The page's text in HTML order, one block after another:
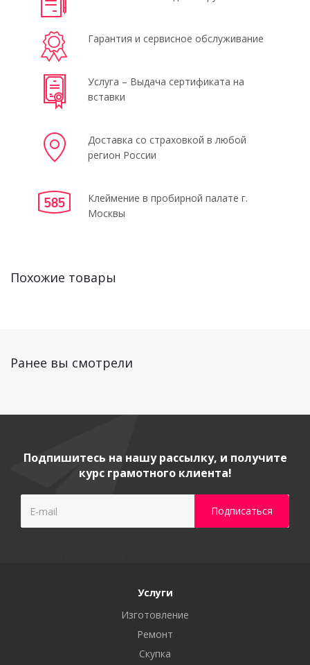
Гарантия и сервисное обслуживание
Услуга – Выдача сертификата на
вставки
Доставка со страховкой в любой
регион России
Клеймение в пробирной палате г.
Москвы
Похожие товары
Ранее вы смотрели
Подпишитесь на нашу рассылку, и получите
курс грамотного клиента!
Услуги
Изготовление
Ремонт
Скупка